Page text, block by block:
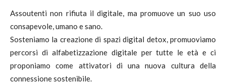
Assoutenti non rifiuta il digitale, ma promuove un suo uso
consapevole, umano e sano.
Sosteniamo la creazione di spazi digital detox, promuoviamo
percorsi di alfabetizzazione digitale per tutte le età e ci
proponiamo come attivatori di una nuova cultura della
connessione sostenibile.